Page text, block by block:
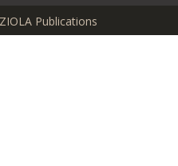
Publications